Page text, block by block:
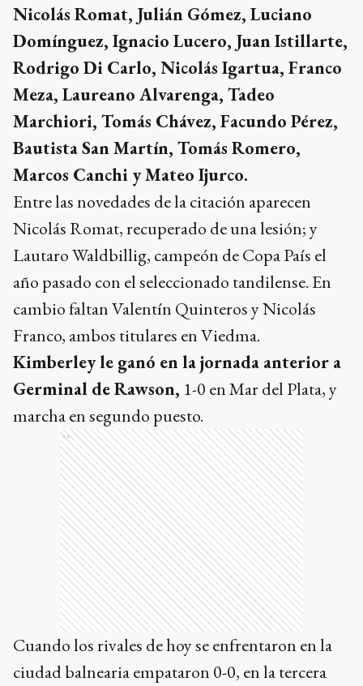
Nicolás Romat, Julián Gómez, Luciano
Domínguez, Ignacio Lucero, Juan Istillarte,
Rodrigo Di Carlo, Nicolás Igartua, Franco
Meza, Laureano Alvarenga, Tadeo
Marchiori, Tomás Chávez, Facundo Pérez,
Bautista San Martín, Tomás Romero,
Marcos Canchi y Mateo Ijurco.
Entre las novedades de la citación aparecen
Nicolás Romat, recuperado de una lesión; y
Lautaro Waldbillig, campeón de Copa País el
año pasado con el seleccionado tandilense. En
cambio faltan Valentín Quinteros y Nicolás
Franco, ambos titulares en Viedma.
Kimberley le ganó en la jornada anterior a
Germinal de Rawson, 1-0 en Mar del Plata, y
marcha en segundo puesto.
Ads
Cuando los rivales de hoy se enfrentaron en la
ciudad balnearia empataron 0-0, en la tercera